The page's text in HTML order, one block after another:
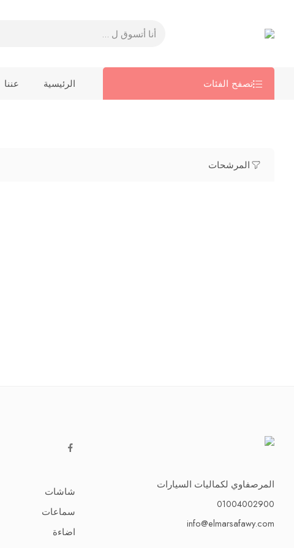
تصفح الفئات الرئيسية عننا
المرشحات
المرصفاوي لكماليات السيارات
01004002900
info@elmarsafawy.com
شاشات
سماعات
اضاءة